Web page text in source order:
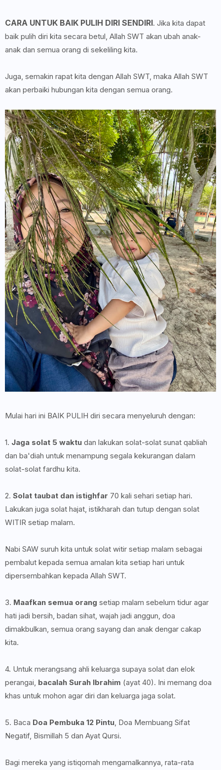
CARA UNTUK BAIK PULIH DIRI SENDIRI. Jika kita dapat
baik pulih diri kita secara betul, Allah SWT akan ubah anak-
anak dan semua orang di sekeliling kita.
Juga, semakin rapat kita dengan Allah SWT, maka Allah SWT
akan perbaiki hubungan kita dengan semua orang.
Mulai hari ini BAIK PULIH diri secara menyeluruh dengan:
1. Jaga solat 5 waktu dan lakukan solat-solat sunat qabliah
dan ba'diah untuk menampung segala kekurangan dalam
solat-solat fardhu kita.
2. Solat taubat dan istighfar 70 kali sehari setiap hari.
Lakukan juga solat hajat, istikharah dan tutup dengan solat
WITIR setiap malam.
Nabi SAW suruh kita untuk solat witir setiap malam sebagai
pembalut kepada semua amalan kita setiap hari untuk
dipersembahkan kepada Allah SWT.
3. Maafkan semua orang setiap malam sebelum tidur agar
hati jadi bersih, badan sihat, wajah jadi anggun, doa
dimakbulkan, semua orang sayang dan anak dengar cakap
kita.
4. Untuk merangsang ahli keluarga supaya solat dan elok
perangai, bacalah Surah Ibrahim (ayat 40). Ini memang doa
khas untuk mohon agar diri dan keluarga jaga solat.
5. Baca Doa Pembuka 12 Pintu , Doa Membuang Sifat
Negatif, Bismillah 5 dan Ayat Qursi.
Bagi mereka yang istiqomah mengamalkannya, rata-rata